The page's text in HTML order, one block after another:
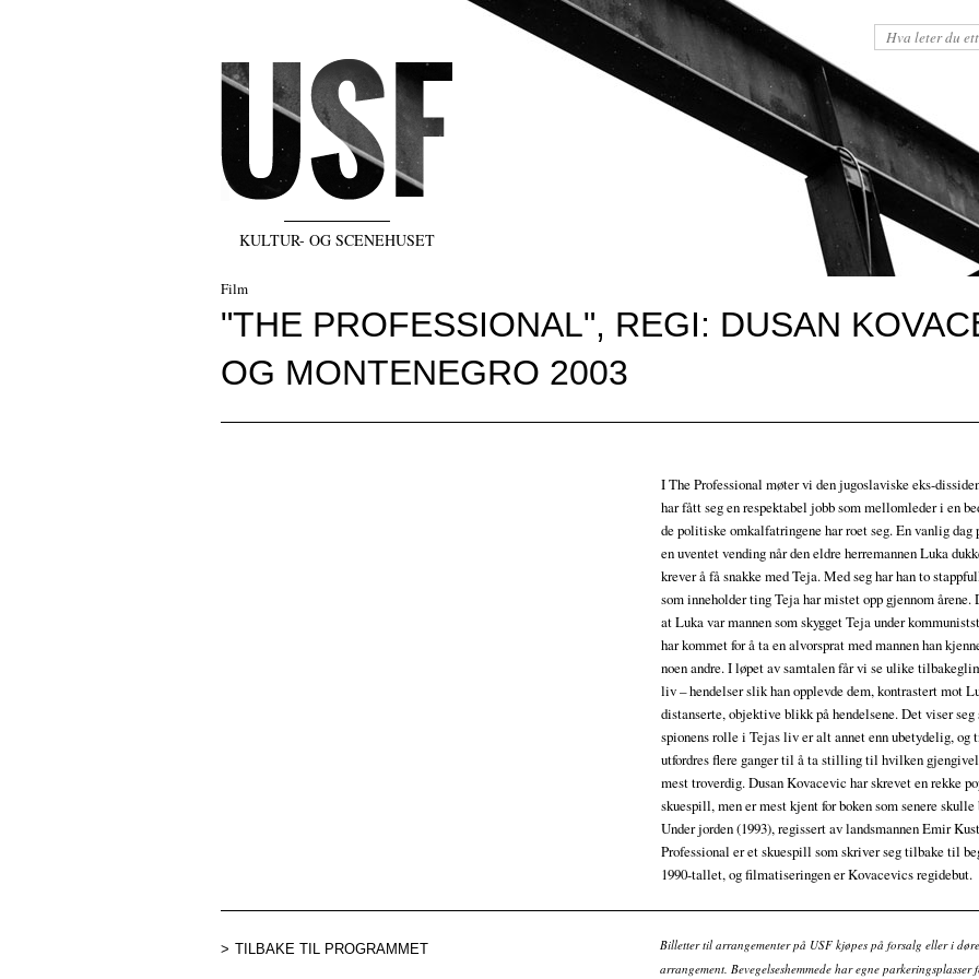
KULTUR- OG SCENEHUSET
Film
"THE PROFESSIONAL", REGI: DUSAN
OG MONTENEGRO 2003
I The Professional møter vi den jugoslaviske eks-
har fått seg en respektabel jobb som mellomleder i en
de politiske omkalfatringene har roet seg. En vanlig dag
en uventet vending når den eldre herremannen Luka
krever å få snakke med Teja. Med seg har han to
som inneholder ting Teja har mistet opp gjennom årene.
at Luka var mannen som skygget Teja under
har kommet for å ta en alvorsprat med mannen han
noen andre. I løpet av samtalen får vi se ulike
liv – hendelser slik han opplevde dem, kontrastert mot
distanserte, objektive blikk på hendelsene. Det viser seg
spionens rolle i Tejas liv er alt annet enn ubetydelig, og
utfordres flere ganger til å ta stilling til hvilken
mest troverdig. Dusan Kovacevic har skrevet en rekke
skuespill, men er mest kjent for boken som senere
Under jorden (1993), regissert av landsmannen Emir
Professional er et skuespill som skriver seg tilbake til
1990-tallet, og filmatiseringen er Kovacevics regidebut.
TILBAKE TIL PROGRAMMET
Billetter til arrangementer på USF kjøpes på forsalg eller i
arrangement. Bevegelseshemmede har egne